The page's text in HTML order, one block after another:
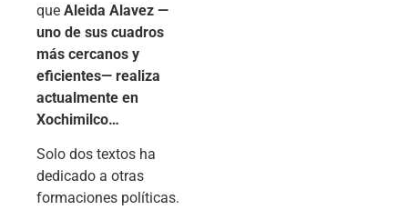
que Aleida Alavez —
uno de sus cuadros
más cercanos y
eficientes— realiza
actualmente en
Xochimilco…
Solo dos textos ha
dedicado a otras
formaciones políticas.